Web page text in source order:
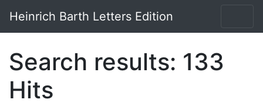
Heinrich Barth Letters Edition
Search results: 133
Hits